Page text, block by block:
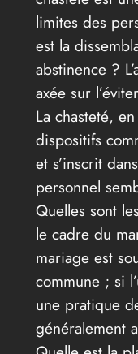
limites des
est la
abstinence ?
axée sur
La chasteté,
dispositifs
et s’inscrit
personnel
Quelles sont
le cadre du
mariage est
commune ; si
une pratique
généralement